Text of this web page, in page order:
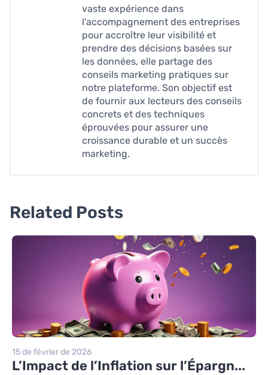
vaste expérience dans
l'accompagnement des entreprises
pour accroître leur visibilité et
prendre des décisions basées sur
les données, elle partage des
conseils marketing pratiques sur
notre plateforme. Son objectif est
de fournir aux lecteurs des conseils
concrets et des techniques
éprouvées pour assurer une
croissance durable et un succès
marketing.
Related Posts
15 de février de 2026
L’Impact de l’Inflation sur l’Épargn...